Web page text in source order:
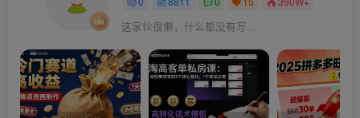
这家伙很懒，什么都没有写...